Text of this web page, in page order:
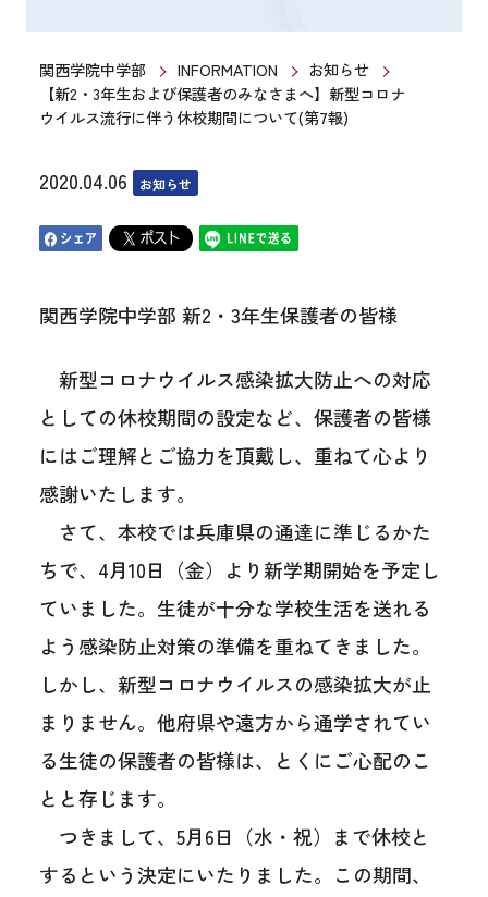
関西学院中学部 INFORMATION
お知らせ
【新2・3年生および保護者のみなさまへ】新型コロナ
ウイルス流行に伴う休校期間について(第7報)
2020.04.06 お知らせ
関西学院中学部 新2・3年生保護者の皆様
新型コロナウイルス感染拡大防止への対応
としての休校期間の設定など、保護者の皆様
にはご理解とご協力を頂戴し、重ねて心より
感謝いたします。
さて、本校では兵庫県の通達に準じるかた
ちで、4月10日（金）より新学期開始を予定し
ていました。生徒が十分な学校生活を送れる
よう感染防止対策の準備を重ねてきました。
しかし、新型コロナウイルスの感染拡大が止
まりません。他府県や遠方から通学されてい
る生徒の保護者の皆様は、とくにご心配のこ
とと存じます。
つきまして、5月6日（水・祝）まで休校と
するという決定にいたりました。この期間、